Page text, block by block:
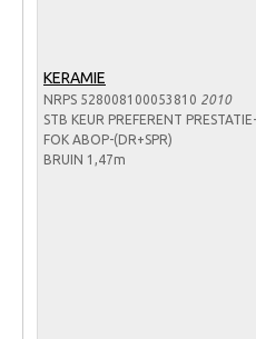
AANMELDEN
Verrichtingsonderzoek
Verrichtingsonderzoek
Verrichtingsonderzoek
Verrichtingsonderzoek
Verrichtingsonderzoek
KERAMIE
NRPS 528008100053810 2010
STB KEUR PREFERENT PRESTATIE-
FOK ABOP-(DR+SPR)
BRUIN 1,47m